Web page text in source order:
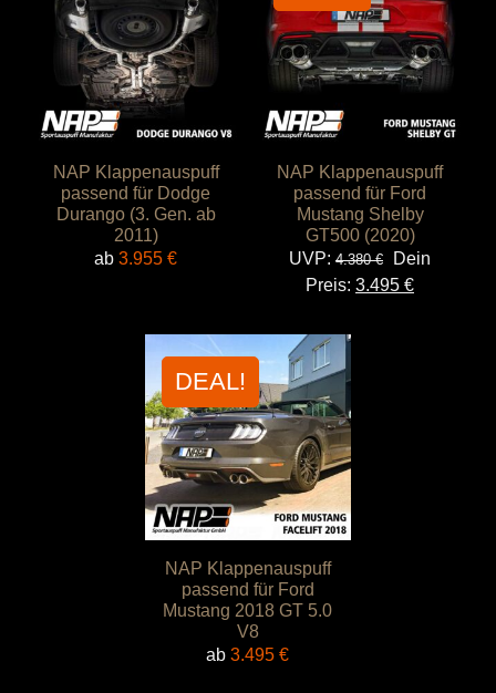
NAP Klappenauspuff
passend für Dodge
Durango (3. Gen. ab
2011)
ab3.955€
NAP Klappenauspuff
passend für Ford
Mustang Shelby
GT500 (2020)
UVP: 4.380€
Preis
Dein
Preis: 3.495 €Aktueller
DEAL!
NAP Klappenauspuff
passend für Ford
Mustang 2018 GT 5.0
V8
ab3.495€